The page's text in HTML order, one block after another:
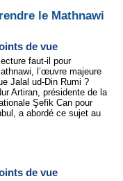
le Mathnawi
de vue
faut-il pour
l’œuvre majeure
Jalal ud-Din Rumi ?
Artiran, présidente de la
Şefik Can pour
a abordé ce sujet au
de vue